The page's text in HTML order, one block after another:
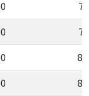
75
75